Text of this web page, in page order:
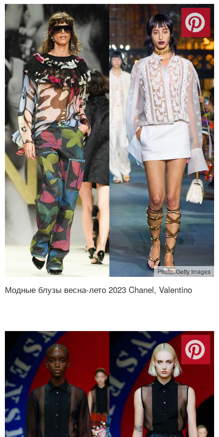
Photo: Getty Images
Модные блузы весна-лето 2023 Chanel, Valentino